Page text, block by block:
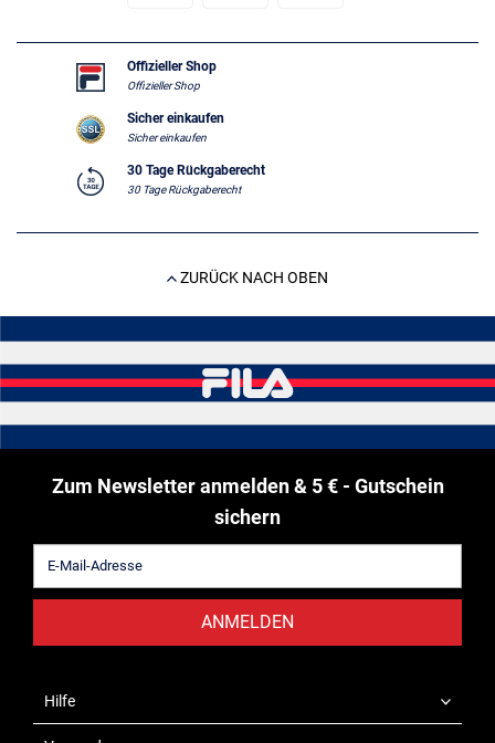
Offizieller Shop
Offizieller Shop
Sicher einkaufen
Sicher einkaufen
30 Tage Rückgaberecht
30 Tage Rückgaberecht
ZURÜCK NACH OBEN
Zum Newsletter anmelden & 5 € - Gutschein
sichern
ANMELDEN
Hilfe